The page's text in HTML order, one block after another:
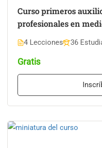
Curso primeros
profesionales en
4 Lecciones 36
Gratis